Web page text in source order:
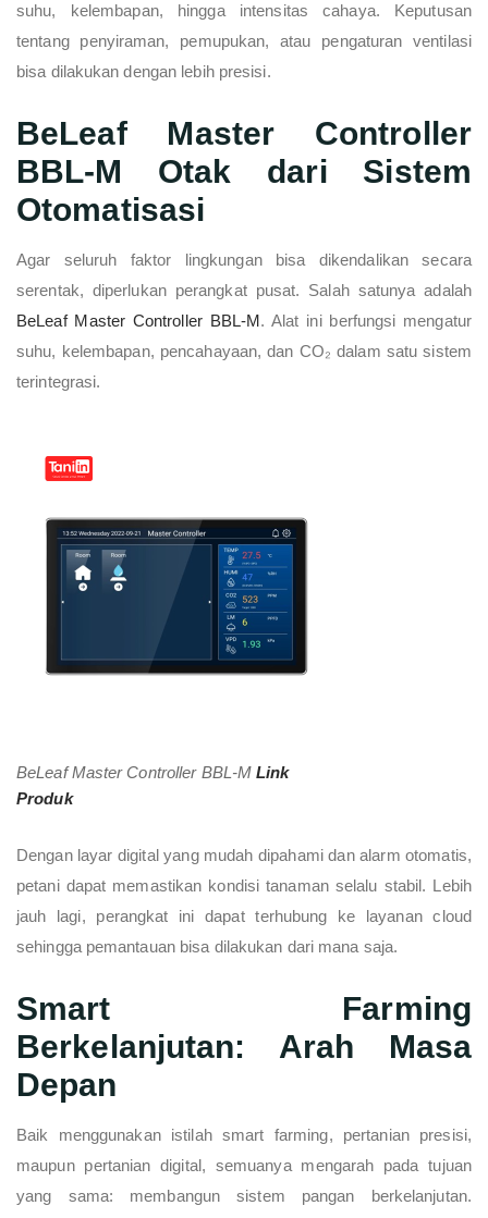
suhu, kelembapan, hingga intensitas cahaya. Keputusan
tentang penyiraman, pemupukan, atau pengaturan ventilasi
bisa dilakukan dengan lebih presisi.
BeLeaf Master Controller
BBL-M Otak dari Sistem
Otomatisasi
Agar seluruh faktor lingkungan bisa dikendalikan secara
serentak, diperlukan perangkat pusat. Salah satunya adalah
BeLeaf Master Controller BBL-M. Alat ini berfungsi mengatur
suhu, kelembapan, pencahayaan, dan CO₂ dalam satu sistem
terintegrasi.
BeLeaf Master Controller BBL-MLink
Produk
Dengan layar digital yang mudah dipahami dan alarm otomatis,
petani dapat memastikan kondisi tanaman selalu stabil. Lebih
jauh lagi, perangkat ini dapat terhubung ke layanan cloud
sehingga pemantauan bisa dilakukan dari mana saja.
Smart Farming
Berkelanjutan: Arah Masa
Depan
Baik menggunakan istilah smart farming, pertanian presisi,
maupun pertanian digital, semuanya mengarah pada tujuan
yang sama: membangun sistem pangan berkelanjutan.